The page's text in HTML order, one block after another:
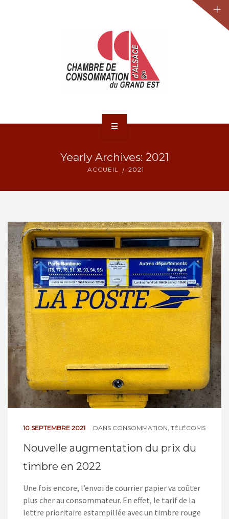
NOS ACTIONS
CONTACT
Yearly Archives: 2021
ACCUEIL 2021
10 SEPTEMBRE 2021 DANS CONSOMMATION, TÉLÉCOMS
Nouvelle augmentation du prix du
timbre en 2022
Une fois encore, l’envoi de courrier papier va coûter
plus cher au consommateur. En effet, le tarif de la
lettre prioritaire estampillée avec un timbre rouge